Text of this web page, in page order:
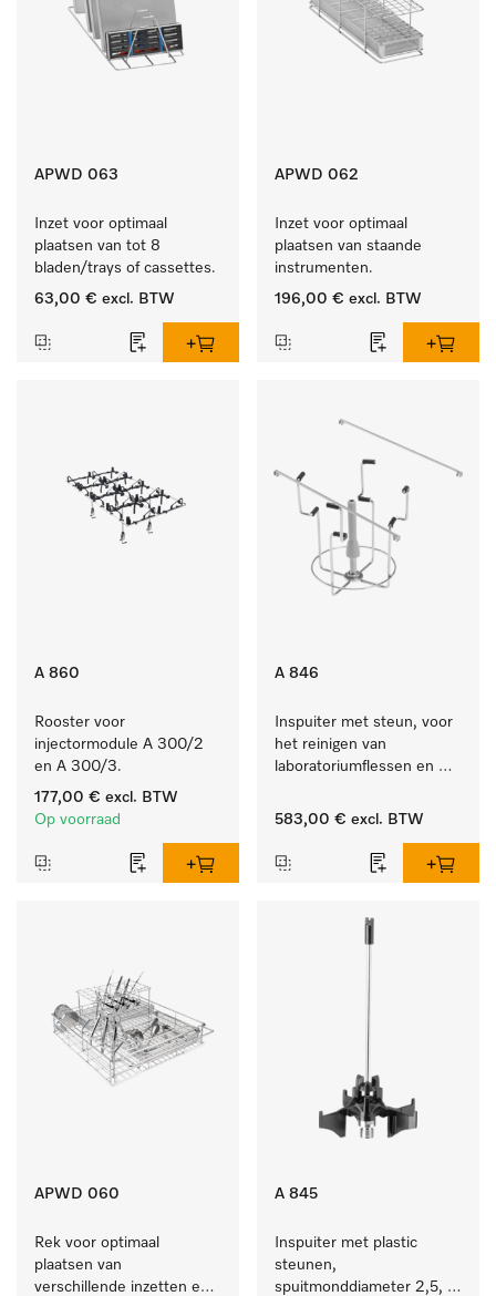
APWD 063
Inzet voor optimaal
plaatsen van tot 8
bladen/trays of cassettes.
63,00 € excl. BTW
APWD 062
Inzet voor optimaal
plaatsen van staande
instrumenten.
196,00 € excl. BTW
A 860
Rooster voor
injectormodule A 300/2
en A 300/3.
177,00 € excl. BTW
Op voorraad
A 846
Inspuiter met steun, voor
het reinigen van
laboratoriumflessen en
583,00 € excl. BTW
APWD 060
Rek voor optimaal
plaatsen van
verschillende inzetten en
A 845
Inspuiter met plastic
steunen,
spuitmonddiameter 2,5,